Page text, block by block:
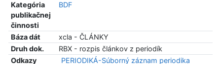
Kategória
publikačnej
činnosti
BDF
Báza dát
xcla - ČLÁNKY
Druh dok.
RBX - rozpis článkov z periodík
Odkazy
PERIODIKÁ-Súborný záznam periodika